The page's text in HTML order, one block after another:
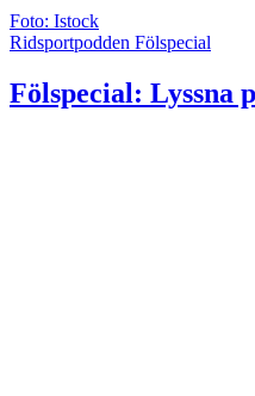
Foto: Istock
Ridsportpodden Fölspecial
Fölspecial: Lyssna